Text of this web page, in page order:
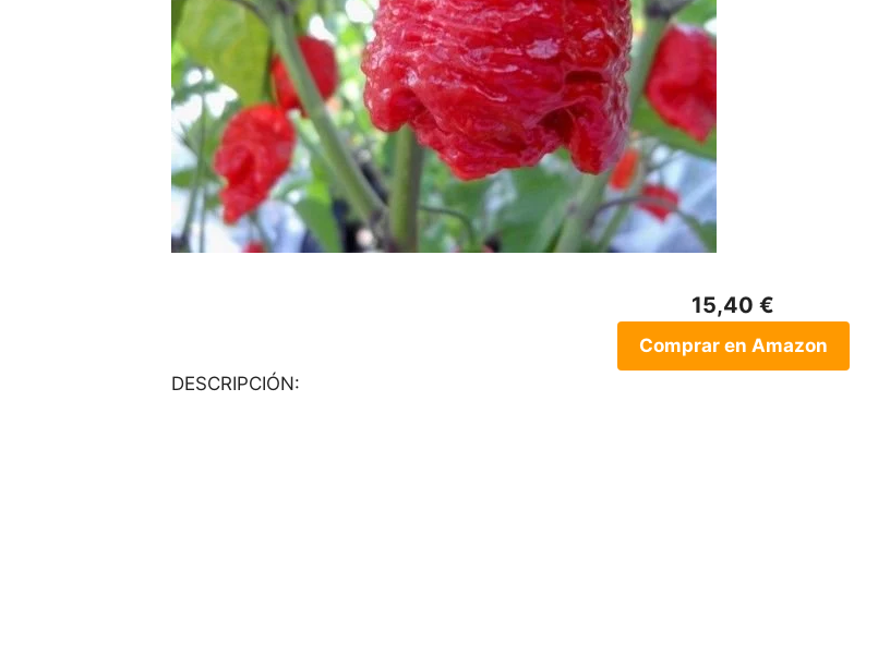
15,40 €
Comprar en Amazon
DESCRIPCIÓN: